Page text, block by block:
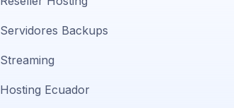
Servidores Backups
Streaming
Hosting Ecuador